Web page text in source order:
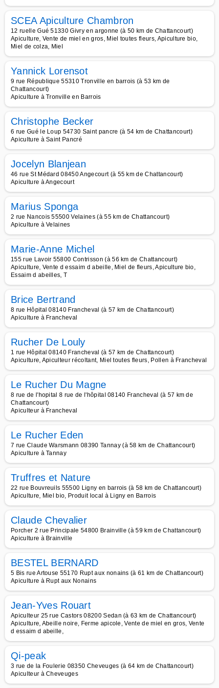
SCEA Apiculture Chambron
12 ruelle Gué 51330 Givry en argonne (à 50 km de Chattancourt)
Apiculture, Vente de miel en gros, Miel toutes fleurs, Apiculture bio,
Miel de colza, Miel
Yannick Lorensot
9 rue République 55310 Tronville en barrois (à 53 km de
Chattancourt)
Apiculture à Tronville en Barrois
Christophe Becker
6 rue Gué le Loup 54730 Saint pancre (à 54 km de Chattancourt)
Apiculture à Saint Pancré
Jocelyn Blanjean
46 rue St Médard 08450 Angecourt (à 55 km de Chattancourt)
Apiculture à Angecourt
Marius Sponga
2 rue Nancois 55500 Velaines (à 55 km de Chattancourt)
Apiculture à Velaines
Marie-Anne Michel
155 rue Lavoir 55800 Contrisson (à 56 km de Chattancourt)
Apiculture, Vente d essaim d abeille, Miel de fleurs, Apiculture bio,
Essaim d abeilles, T
Brice Bertrand
8 rue Hôpital 08140 Francheval (à 57 km de Chattancourt)
Apiculture à Francheval
Rucher De Louly
1 rue Hôpital 08140 Francheval (à 57 km de Chattancourt)
Apiculture, Apiculteur récoltant, Miel toutes fleurs, Pollen à Francheval
Le Rucher Du Magne
8 rue de l'hopital 8 rue de l'hôpital 08140 Francheval (à 57 km de
Chattancourt)
Apiculteur à Francheval
Le Rucher Eden
7 rue Claude Warsmann 08390 Tannay (à 58 km de Chattancourt)
Apiculture à Tannay
Truffres et Nature
22 rue Bouvreuils 55500 Ligny en barrois (à 58 km de Chattancourt)
Apiculture, Miel bio, Produit local à Ligny en Barrois
Claude Chevalier
Porcher 2 rue Principale 54800 Brainville (à 59 km de Chattancourt)
Apiculture à Brainville
BESTEL BERNARD
5 Bis rue Artouse 55170 Rupt aux nonains (à 61 km de Chattancourt)
Apiculture à Rupt aux Nonains
Jean-Yves Rouart
Apiculteur 25 rue Castors 08200 Sedan (à 63 km de Chattancourt)
Apiculture, Abeille noire, Ferme apicole, Vente de miel en gros, Vente
d essaim d abeille,
Qi-peak
3 rue de la Foulerie 08350 Cheveuges (à 64 km de Chattancourt)
Apiculteur à Cheveuges